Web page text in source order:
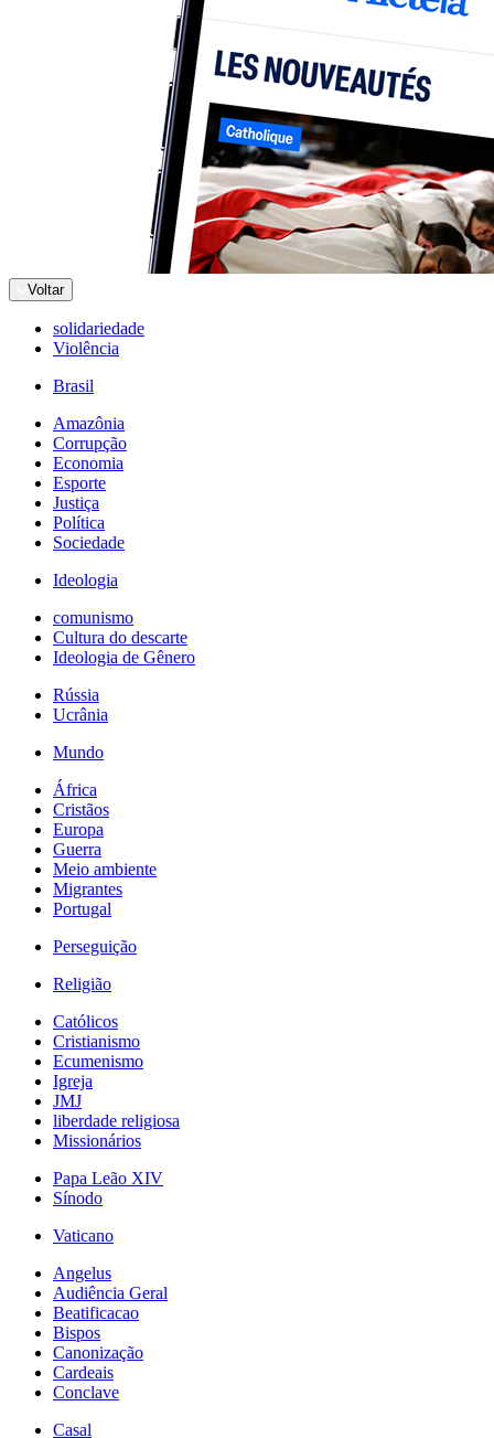
Voltar
solidariedade
Violência
Brasil
Amazônia
Corrupção
Economia
Esporte
Justiça
Política
Sociedade
Ideologia
comunismo
Cultura do descarte
Ideologia de Gênero
Rússia
Ucrânia
Mundo
África
Cristãos
Europa
Guerra
Meio ambiente
Migrantes
Portugal
Perseguição
Religião
Católicos
Cristianismo
Ecumenismo
Igreja
JMJ
liberdade religiosa
Missionários
Papa Leão XIV
Sínodo
Vaticano
Angelus
Audiência Geral
Beatificacao
Bispos
Canonização
Cardeais
Conclave
Casal